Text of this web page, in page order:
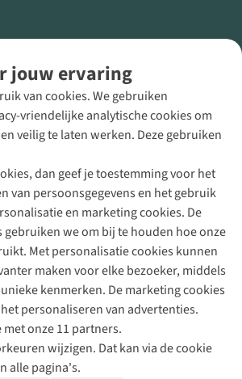
jouw ervaring
van cookies. We gebruiken
vriendelijke analytische cookies om
veilig te laten werken. Deze gebruiken
dan geef je toestemming voor het
van persoonsgegevens en het gebruik
en marketing cookies. De
gebruiken we om bij te houden hoe onze
Met personalisatie cookies kunnen
maken voor elke bezoeker, middels
kenmerken. De marketing cookies
personaliseren van advertenties.
met onze 11 partners.
wijzigen. Dat kan via de cookie
alle pagina's.
een Buitenexpert
88